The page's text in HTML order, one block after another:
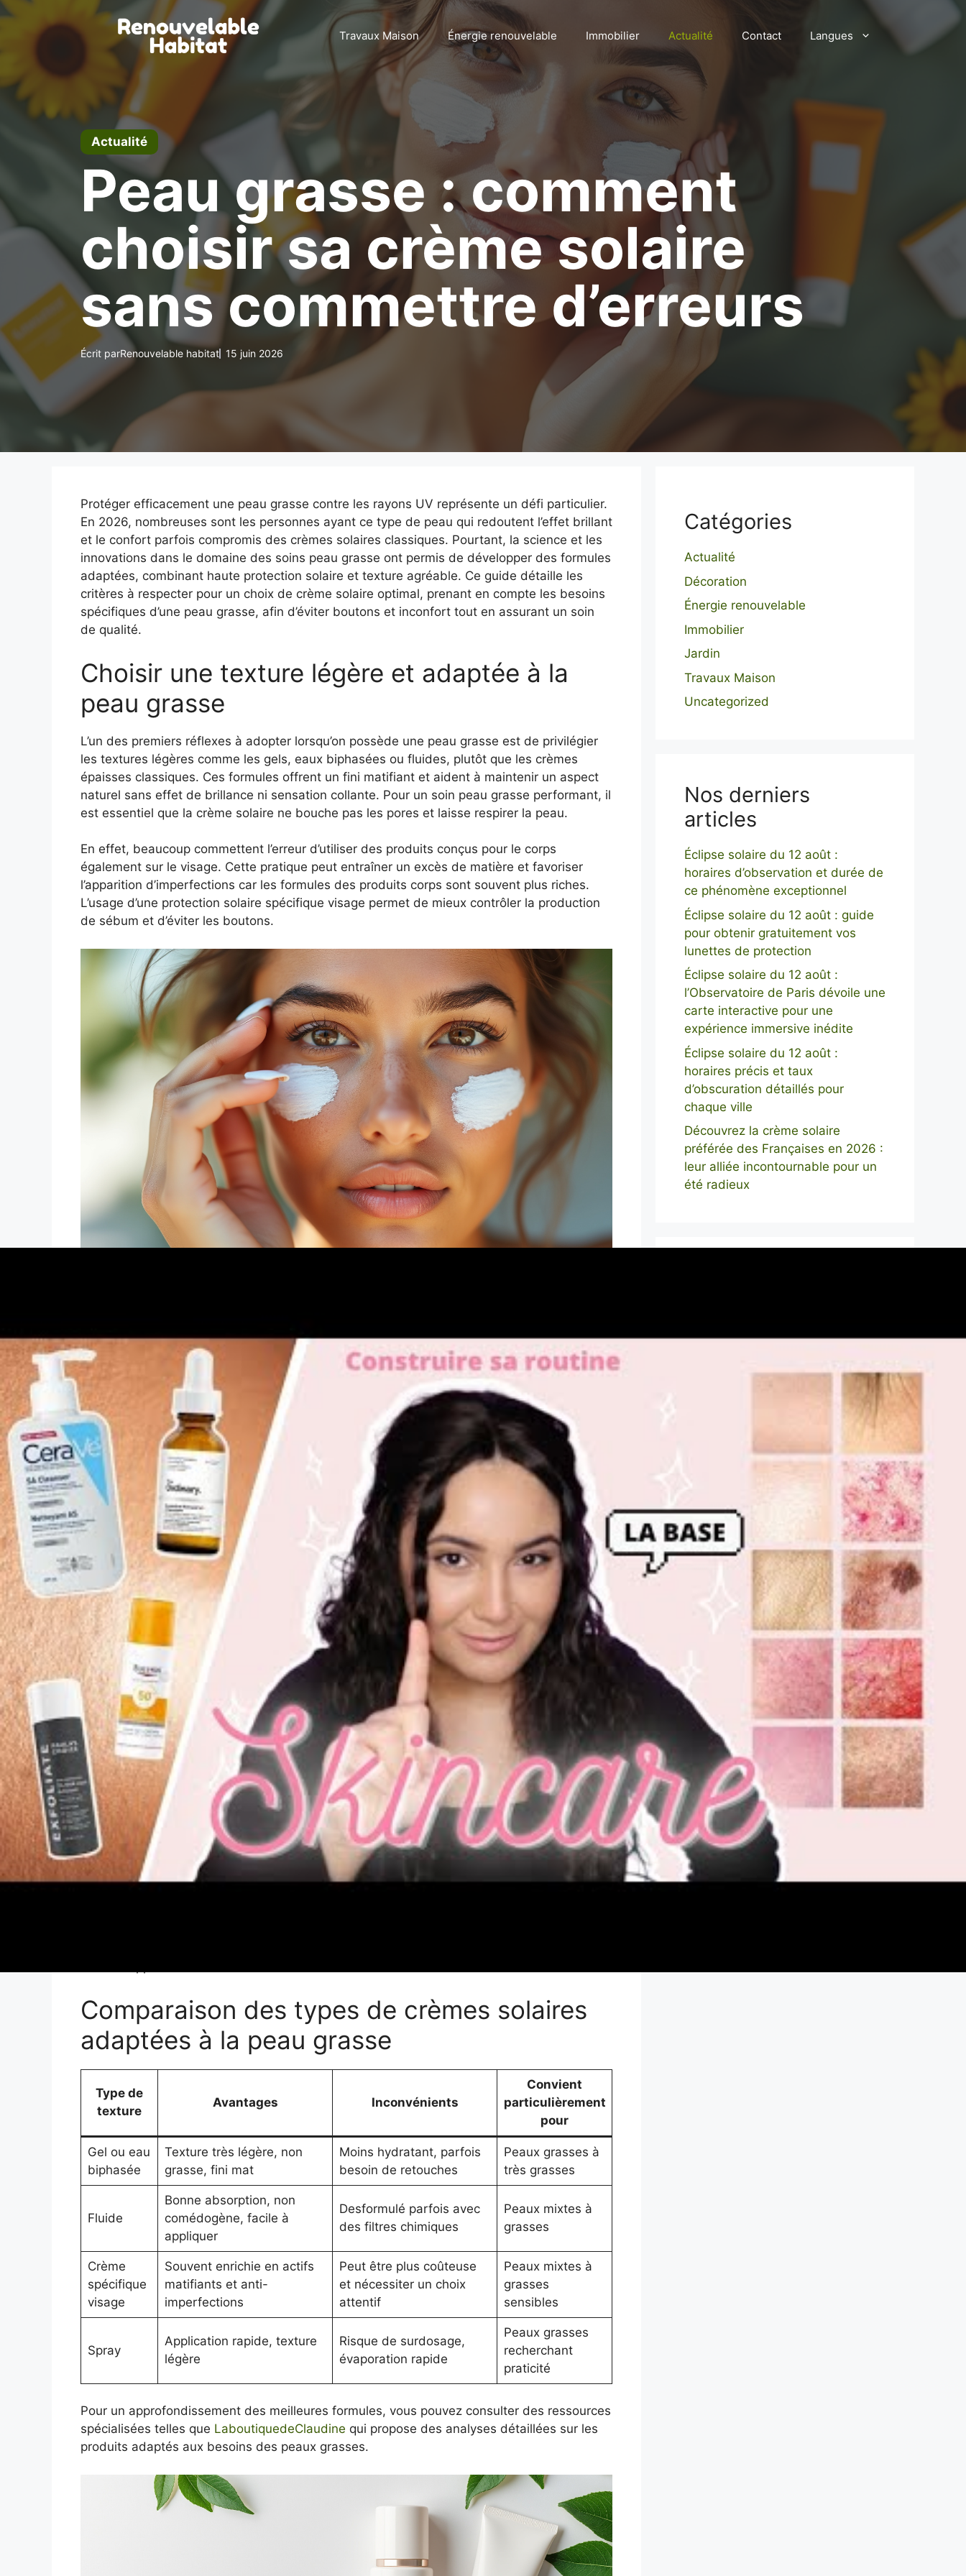
Aller
Travaux Maison Énergie renouvelable Immobilier Actualité Contact Langues
Actualité
Peau grasse : comment
choisir sa crème solaire
sans commettre d’erreurs
Écrit parRenouvelable habitat 15 juin 2026
Protéger efficacement une peau grasse contre les rayons UV représente un défi particulier.
En 2026, nombreuses sont les personnes ayant ce type de peau qui redoutent l’effet brillant
et le confort parfois compromis des crèmes solaires classiques. Pourtant, la science et les
innovations dans le domaine des soins peau grasse ont permis de développer des formules
adaptées, combinant haute protection solaire et texture agréable. Ce guide détaille les
critères à respecter pour un choix de crème solaire optimal, prenant en compte les besoins
spécifiques d’une peau grasse, afin d’éviter boutons et inconfort tout en assurant un soin
de qualité.
Choisir une texture légère et adaptée à la
peau grasse
L’un des premiers réflexes à adopter lorsqu’on possède une peau grasse est de privilégier
les textures légères comme les gels, eaux biphasées ou fluides, plutôt que les crèmes
épaisses classiques. Ces formules offrent un fini matifiant et aident à maintenir un aspect
naturel sans effet de brillance ni sensation collante. Pour un soin peau grasse performant, il
est essentiel que la crème solaire ne bouche pas les pores et laisse respirer la peau.
En effet, beaucoup commettent l’erreur d’utiliser des produits conçus pour le corps
également sur le visage. Cette pratique peut entraîner un excès de matière et favoriser
l’apparition d’imperfections car les formules des produits corps sont souvent plus riches.
L’usage d’une protection solaire spécifique visage permet de mieux contrôler la production
de sébum et d’éviter les boutons.
risques d’imperfections liées à l’excès de sébum.
Matifiante :Offre un fini sec qui réduit la brillance, favorisant un teint homogène et
Texture légère :
Facilite l’application et l’absorption, sans laisser de film gras.
Protection UVA/UVB efficace :
Assure une défense optimale contre les effets
néfastes du soleil.
Ces critères sont reconnus comme fondamentaux par les experts, et notamment mis en
avant dans de nombreux articles spécialisés et guides comme celui proposé parVichypour
une protection solaire adaptée aux besoins spécifiques des peaux grasses.
Éviter les erreurs classiques pour préserver
sa peau en 2026
Parmi les erreurs fréquentes, l’utilisation exclusive d’une crème solaire destinée au corps sur
le visage reste problématique. Les formules enrichies induisent un effet brillant encore plus
marqué et peuvent entraîner l’acné ou l’apparition de boutons. Cela s’explique par des
ingrédients occlusifs et une composition épaisse inadaptée aux peaux grasses.
Un autre piège est de sous-estimer l’importance de la mention non comédogène
. Un soin
sans cette garantie risque de favoriser l’obstruction des pores et ne répond donc pas aux
attentes d’une protection confortable et efficace. Il est ainsi crucial de vérifier cette
indication avant achat.
Les conseils peau grasse pour un usage optimal de la
crème solaire
Choisir un produit spécifique visage :
adapté à votre type de peau pour réduire le
risque de boutons.
Comparaison des types de crèmes solaires
adaptées à la peau grasse
Type de
texture
Avantages Inconvénients
Convient
particulièrement
pour
Gel ou eau
biphasée
Texture très légère, non
grasse, fini mat
Moins hydratant, parfois
besoin de retouches
Peaux grasses à
très grasses
Fluide
Bonne absorption, non
comédogène, facile à
appliquer
Desformulé parfois avec
des filtres chimiques
Peaux mixtes à
grasses
Crème
spécifique
visage
Souvent enrichie en actifs
matifiants et anti-
imperfections
Peut être plus coûteuse
et nécessiter un choix
attentif
Peaux mixtes à
grasses
sensibles
Spray
Application rapide, texture
légère
Risque de surdosage,
évaporation rapide
Peaux grasses
recherchant
praticité
Pour un approfondissement des meilleures formules, vous pouvez consulter des ressources
spécialisées telles que LaboutiquedeClaudine qui propose des analyses détaillées sur les
produits adaptés aux besoins des peaux grasses.
Catégories
Actualité
Décoration
Énergie renouvelable
Immobilier
Jardin
Travaux Maison
Uncategorized
Nos derniers
articles
Éclipse solaire du 12 août :
horaires d’observation et durée de
ce phénomène exceptionnel
Éclipse solaire du 12 août : guide
pour obtenir gratuitement vos
lunettes de protection
Éclipse solaire du 12 août :
l’Observatoire de Paris dévoile une
carte interactive pour une
expérience immersive inédite
Éclipse solaire du 12 août :
horaires précis et taux
d’obscuration détaillés pour
chaque ville
Découvrez la crème solaire
préférée des Françaises en 2026 :
leur alliée incontournable pour un
été radieux